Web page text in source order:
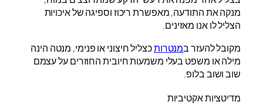
מנקה את התודעה, מאפשרת ריכוז וספיגה של איכויות
הצליל לו אנו מאזינים.
מקובל להעזר במנטרותכצליל חיצוני או פנימי, מנטה הינה
מילה או משפט בעלי משמעות חיובית החוזרים על עצמם
שוב ושוב בלופ.
מדיטציות אקטיביות